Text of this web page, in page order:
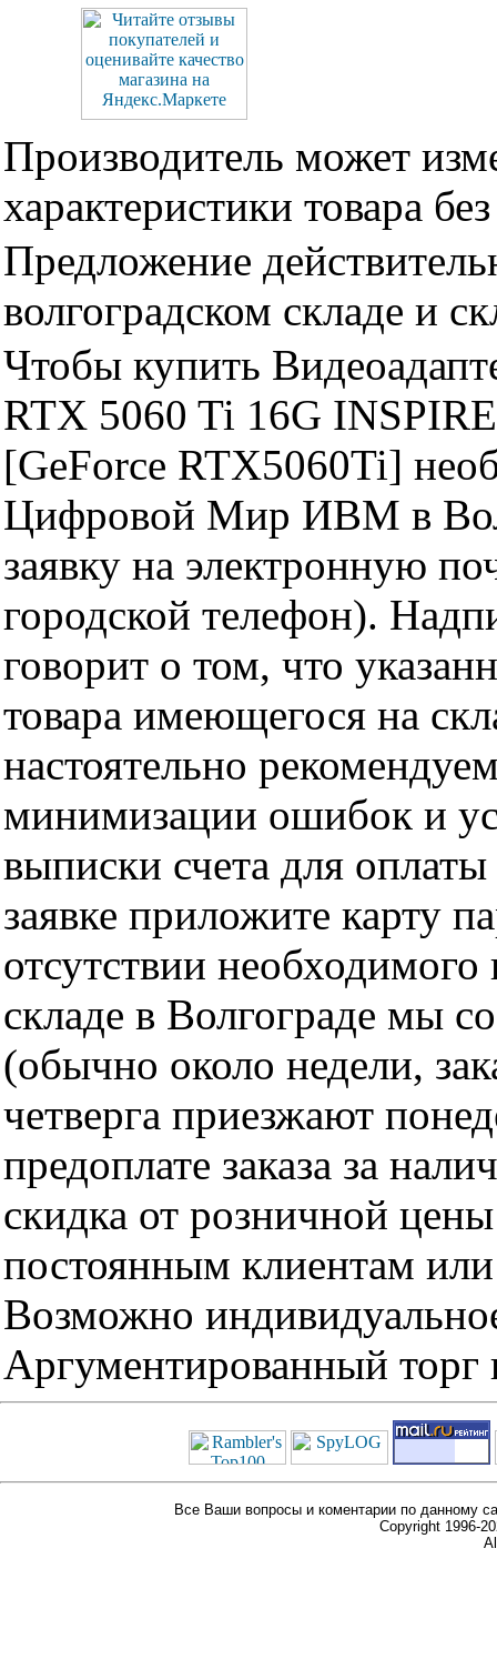
Производитель может
характеристики товара
Предложение
волгоградском складе и
Чтобы купить
RTX 5060 Ti 16G
[GeForce RTX5060Ti]
Цифровой Мир ИВМ в
заявку на электронную
городской телефон).
говорит о том, что
товара имеющегося на
настоятельно
минимизации ошибок и
выписки счета для
заявке приложите карту
отсутствии
складе в Волгограде мы
(обычно около недели,
четверга приезжают
предоплате заказа за
скидка от розничной
постоянным клиентам
Возможно
Аргументированный торг
Все Ваши вопросы и коментарии по данному
Copyright 1996-